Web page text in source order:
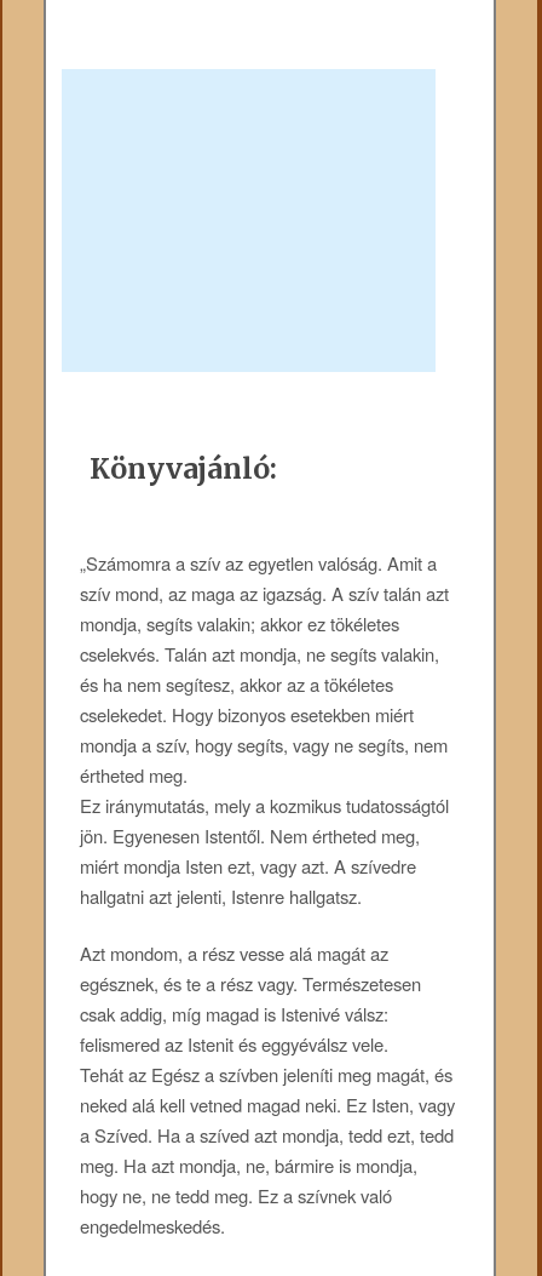
Könyvajánló:
„Számomra a szív az egyetlen valóság. Amit a
szív mond, az maga az igazság. A szív talán azt
mondja, segíts valakin; akkor ez tökéletes
cselekvés. Talán azt mondja, ne segíts valakin,
és ha nem segítesz, akkor az a tökéletes
cselekedet. Hogy bizonyos esetekben miért
mondja a szív, hogy segíts, vagy ne segíts, nem
értheted meg.
Ez iránymutatás, mely a kozmikus tudatosságtól
jön. Egyenesen Istentől. Nem értheted meg,
miért mondja Isten ezt, vagy azt. A szívedre
hallgatni azt jelenti, Istenre hallgatsz.
Azt mondom, a rész vesse alá magát az
egésznek, és te a rész vagy. Természetesen
csak addig, míg magad is Istenivé válsz:
felismered az Istenit és eggyéválsz vele.
Tehát az Egész a szívben jeleníti meg magát, és
neked alá kell vetned magad neki. Ez Isten, vagy
a Szíved. Ha a szíved azt mondja, tedd ezt, tedd
meg. Ha azt mondja, ne, bármire is mondja,
hogy ne, ne tedd meg. Ez a szívnek való
engedelmeskedés.